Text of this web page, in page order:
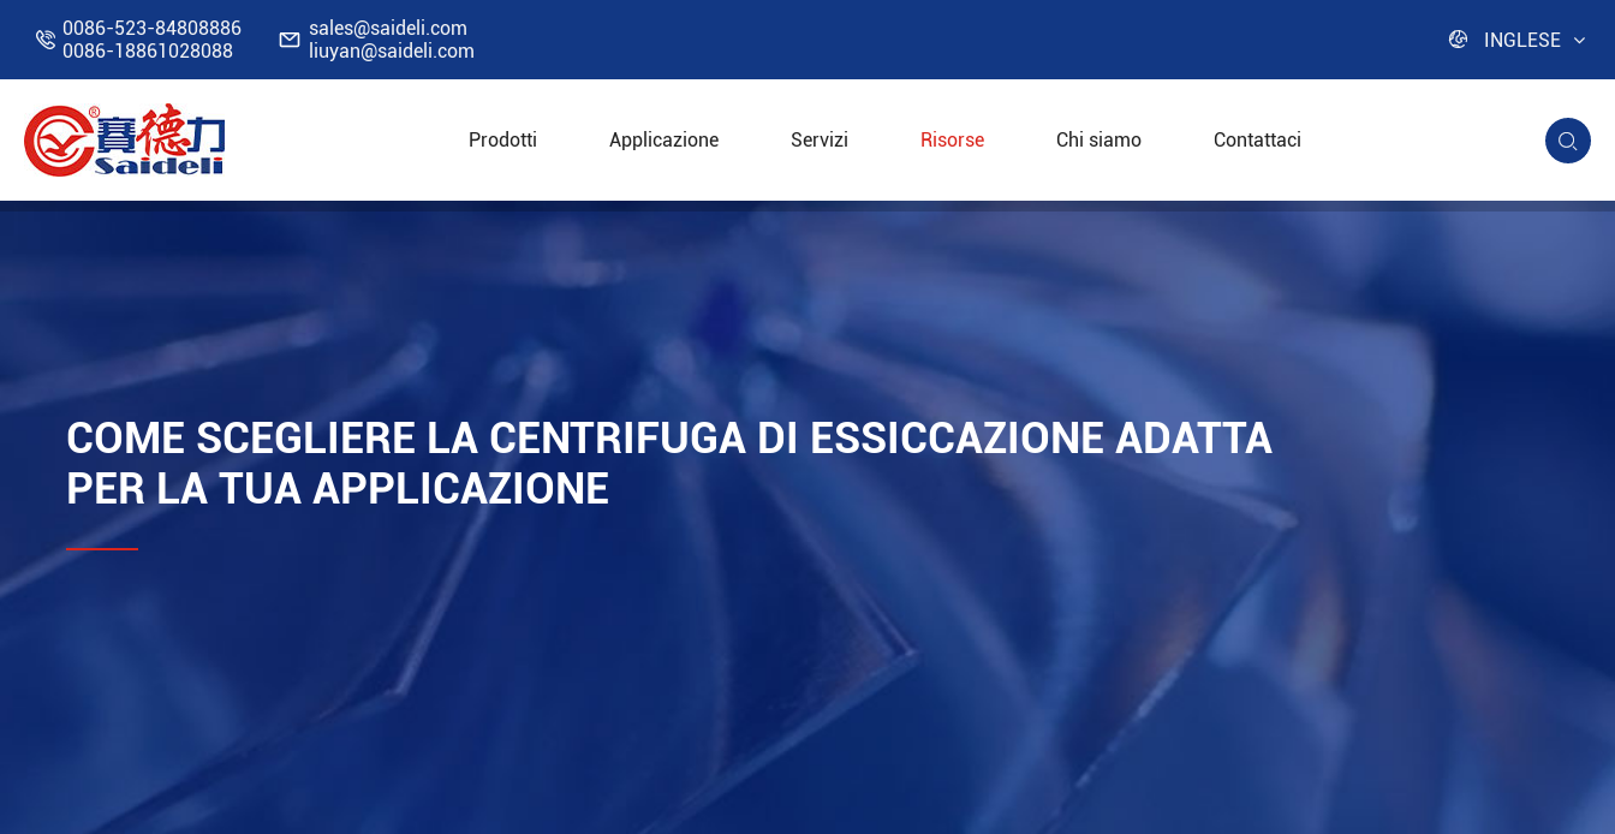
 0086-523-84808886
0086-18861028088
 sales@saideli.com
liuyan@saideli.com
 INGLESE
Prodotti Applicazione Servizi Risorse Chi siamo Contattaci 
Home Risorse
COME SCEGLIERE LA CENTRIFUGA DI ESSICCAZIONE ADATTA
PER LA TUA APPLICAZIONE